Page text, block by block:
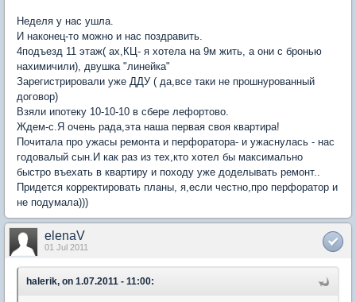
Неделя у нас ушла.
И наконец-то можно и нас поздравить.
4подъезд 11 этаж( ах,КЦ- я хотела на 9м жить, а они с бронью
нахимичили), двушка "линейка"
Зарегистрировали уже ДДУ ( да,все таки не прошнурованный
договор)
Взяли ипотеку 10-10-10 в сбере лефортово.
Ждем-с.Я очень рада,эта наша первая своя квартира!
Почитала про ужасы ремонта и перфоратора- и ужаснулась - нас
годовалый сын.И как раз из тех,кто хотел бы максимально
быстро въехать в квартиру и походу уже доделывать ремонт..
Придется корректировать планы, я,если честно,про перфоратор и
не подумала)))
elenaV
01 Jul 2011
halerik, on 1.07.2011 - 11:00: